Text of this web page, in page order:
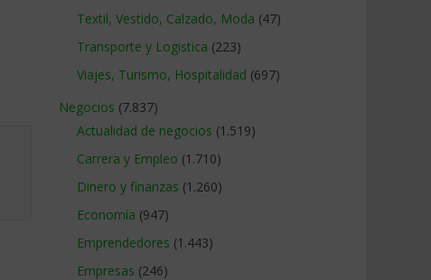
Textil, Vestido, Calzado, Moda (47)
Transporte y Logistica (223)
Viajes, Turismo, Hospitalidad (697)
Negocios (7.837)
Actualidad de negocios (1.519)
Carrera y Empleo (1.710)
Dinero y finanzas (1.260)
Economía (947)
Emprendedores (1.443)
Empresas (246)